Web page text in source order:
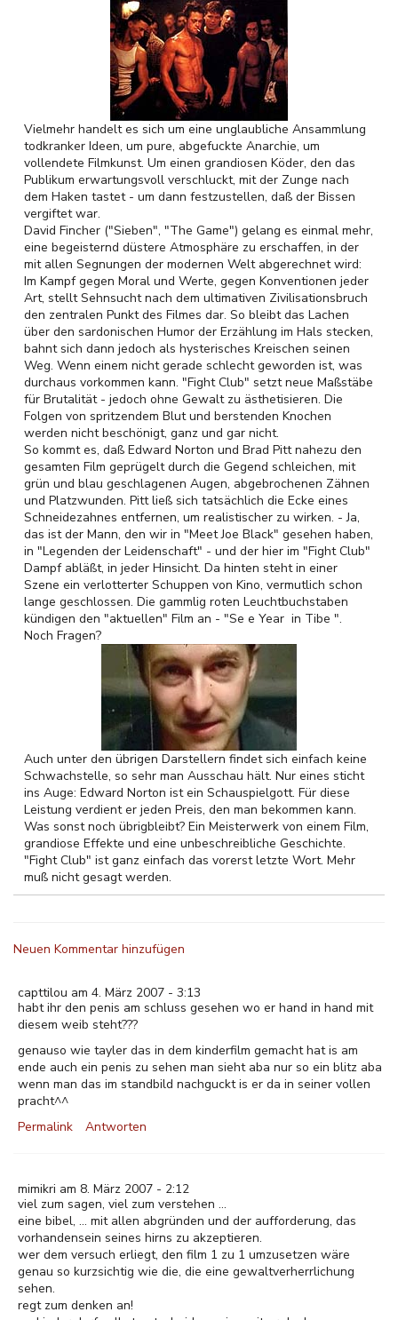
Vielmehr handelt es sich um eine unglaubliche Ansammlung
todkranker Ideen, um pure, abgefuckte Anarchie, um
vollendete Filmkunst. Um einen grandiosen Köder, den das
Publikum erwartungsvoll verschluckt, mit der Zunge nach
dem Haken tastet - um dann festzustellen, daß der Bissen
vergiftet war.
David Fincher ("Sieben", "The Game") gelang es einmal mehr,
eine begeisternd düstere Atmosphäre zu erschaffen, in der
mit allen Segnungen der modernen Welt abgerechnet wird:
Im Kampf gegen Moral und Werte, gegen Konventionen jeder
Art, stellt Sehnsucht nach dem ultimativen Zivilisationsbruch
den zentralen Punkt des Filmes dar. So bleibt das Lachen
über den sardonischen Humor der Erzählung im Hals stecken,
bahnt sich dann jedoch als hysterisches Kreischen seinen
Weg. Wenn einem nicht gerade schlecht geworden ist, was
durchaus vorkommen kann. "Fight Club" setzt neue Maßstäbe
für Brutalität - jedoch ohne Gewalt zu ästhetisieren. Die
Folgen von spritzendem Blut und berstenden Knochen
werden nicht beschönigt, ganz und gar nicht.
So kommt es, daß Edward Norton und Brad Pitt nahezu den
gesamten Film geprügelt durch die Gegend schleichen, mit
grün und blau geschlagenen Augen, abgebrochenen Zähnen
und Platzwunden. Pitt ließ sich tatsächlich die Ecke eines
Schneidezahnes entfernen, um realistischer zu wirken. - Ja,
das ist der Mann, den wir in "Meet Joe Black" gesehen haben,
in "Legenden der Leidenschaft" - und der hier im "Fight Club"
Dampf abläßt, in jeder Hinsicht. Da hinten steht in einer
Szene ein verlotterter Schuppen von Kino, vermutlich schon
lange geschlossen. Die gammlig roten Leuchtbuchstaben
kündigen den "aktuellen" Film an - "Se e Year in Tibe ".
Noch Fragen?
Auch unter den übrigen Darstellern findet sich einfach keine
Schwachstelle, so sehr man Ausschau hält. Nur eines sticht
ins Auge: Edward Norton ist ein Schauspielgott. Für diese
Leistung verdient er jeden Preis, den man bekommen kann.
Was sonst noch übrigbleibt? Ein Meisterwerk von einem Film,
grandiose Effekte und eine unbeschreibliche Geschichte.
"Fight Club" ist ganz einfach das vorerst letzte Wort. Mehr
muß nicht gesagt werden.
Neuen Kommentar hinzufügen
capttilou am 4. März 2007 - 3:13
habt ihr den penis am schluss gesehen wo er hand in hand mit
diesem weib steht???
genauso wie tayler das in dem kinderfilm gemacht hat is am
ende auch ein penis zu sehen man sieht aba nur so ein blitz aba
wenn man das im standbild nachguckt is er da in seiner vollen
pracht^^
Permalink
Antworten
mimikri am 8. März 2007 - 2:12
viel zum sagen, viel zum verstehen ...
eine bibel, ... mit allen abgründen und der aufforderung, das
vorhandensein seines hirns zu akzeptieren.
wer dem versuch erliegt, den film 1 zu 1 umzusetzen wäre
genau so kurzsichtig wie die, die eine gewaltverherrlichung
sehen.
regt zum denken an!